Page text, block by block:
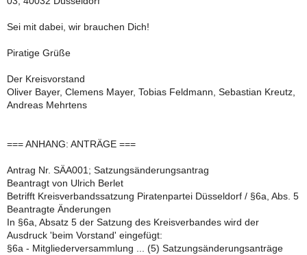
Sei mit dabei, wir brauchen Dich!
Piratige Grüße
Der Kreisvorstand
Oliver Bayer, Clemens Mayer, Tobias Feldmann, Sebastian Kreutz,
Andreas Mehrtens
=== ANHANG: ANTRÄGE ===
Antrag Nr. SÄA001; Satzungsänderungsantrag
Beantragt von Ulrich Berlet
Betrifft Kreisverbandssatzung Piratenpartei Düsseldorf / §6a, Abs. 5
Beantragte Änderungen
In §6a, Absatz 5 der Satzung des Kreisverbandes wird der
Ausdruck 'beim Vorstand' eingefügt:
§6a - Mitgliederversammlung ... (5) Satzungsänderungsanträge